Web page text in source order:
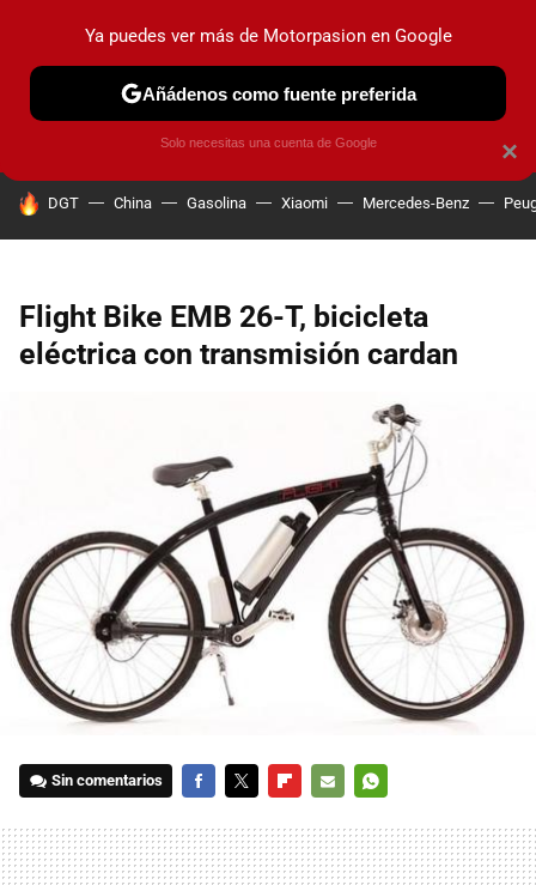
PRUEBAS COCHES ELÉCTRICOS OBSERVATORIO
HOY SE HABLA DE
DGT China Gasolina Xiaomi Mercedes-Benz
Flight Bike EMB 26-T, bicicleta
eléctrica con transmisión cardan
Sin comentarios
MAIL
×
Ya puedes ver más de Motorpasion en Google
Añádenos como fuente preferida
Solo necesitas una cuenta de Google